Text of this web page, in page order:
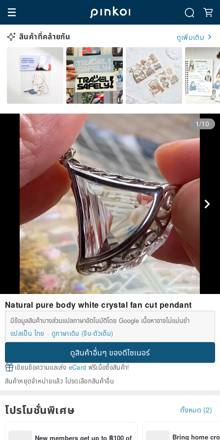
สินค้าที่คล้ายกัน ดูเพิ่มเติม
1/10
Natural pure body white crystal fan cut pendant
มีข้อมูลสินค้าบางส่วนแปลภาษาอัตโนมัติโดย Google เนื้อหาอาจไม่แม่นยำ
แปลเป็น ไทย
ดูภาษาเดิม (จีน-ตัวเต็ม)
ดูสินค้าอื่นๆ ของดีไซเนอร์
เขียนข้อความและส่ง eCard ฟรีเมื่อซื้อสินค้า!
สินค้าหยุดจำหน่ายแล้ว โปรดเลือกสินค้าอื่น
โปรโมชั่นพิเศษ ทั้งหมด (2)
New members get up to ฿100 of
Bring home